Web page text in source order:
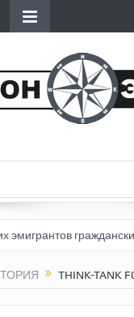
гражданских прав
THINK-TANK